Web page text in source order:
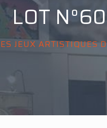
LOT N°60
JEUX ARTISTIQUES